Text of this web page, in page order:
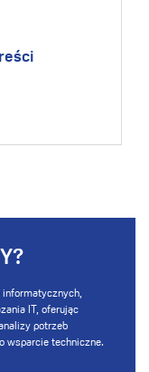
IT, oferując
potrzeb
wsparcie techniczne.